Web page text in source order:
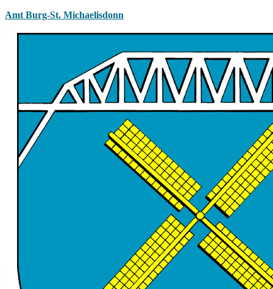
Amt Burg-St. Michaelisdonn